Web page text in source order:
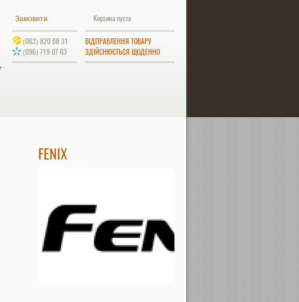
Замовити Корзина пуста
(063) 820 88 31
(096) 719 07 63
ВІДПРАВЛЕННЯ ТОВАРУ
ЗДІЙСНЮЄТЬСЯ ЩОДЕННО
FENIX